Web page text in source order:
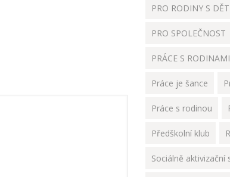
PRO RODINY S
PRO SPOLEČNOST
PRÁCE S
Práce je šance
Práce s rodinou
Předškolní klub
Sociálně aktivizační